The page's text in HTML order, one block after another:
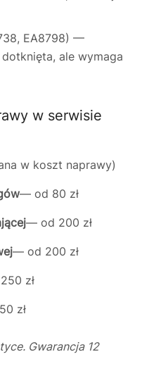
EA8798) —
ale wymaga
w serwisie
w koszt naprawy)
— od 80 zł
— od 200 zł
— od 200 zł
zł
zł
Gwarancja 12